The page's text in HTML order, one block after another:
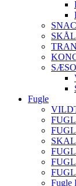
Fugle
Fugle